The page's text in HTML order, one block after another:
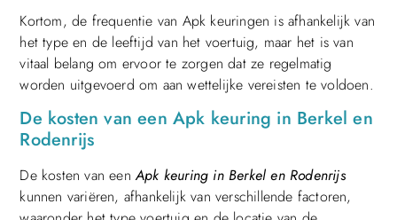
Kortom, de frequentie van Apk keuringen is afhankelijk van
het type en de leeftijd van het voertuig, maar het is van
vitaal belang om ervoor te zorgen dat ze regelmatig
worden uitgevoerd om aan wettelijke vereisten te voldoen.
De kosten van een Apk keuring in Berkel en
Rodenrijs
De kosten van eenApk keuring in Berkel en Rodenrijs
kunnen variëren, afhankelijk van verschillende factoren,